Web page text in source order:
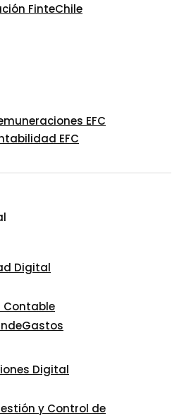
FinteChile
EFC
EFC
Digital
Contable
Digital
y Control de